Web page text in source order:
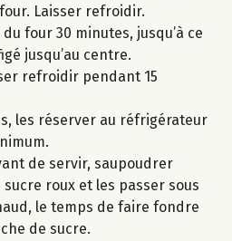
Laisser refroidir.
four 30 minutes, jusqu’à ce
jusqu’au centre.
refroidir pendant 15
les réserver au réfrigérateur
de servir, saupoudrer
roux et les passer sous
le temps de faire fondre
de sucre.